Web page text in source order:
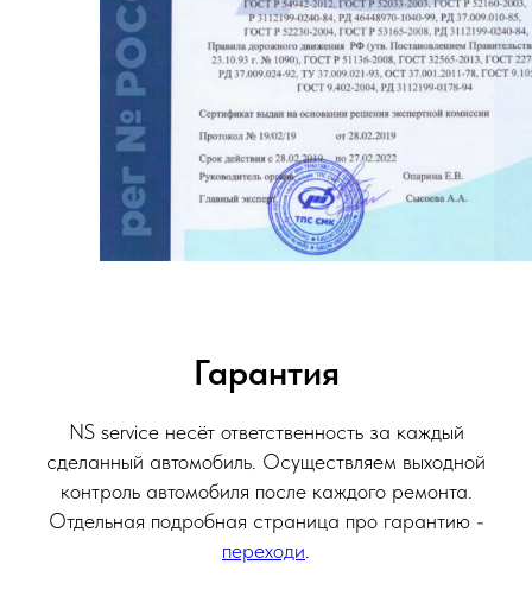
Гарантия
NS service несёт ответственность за каждый
сделанный автомобиль. Осуществляем выходной
контроль автомобиля после каждого ремонта.
Отдельная подробная страница про гарантию -
переходи